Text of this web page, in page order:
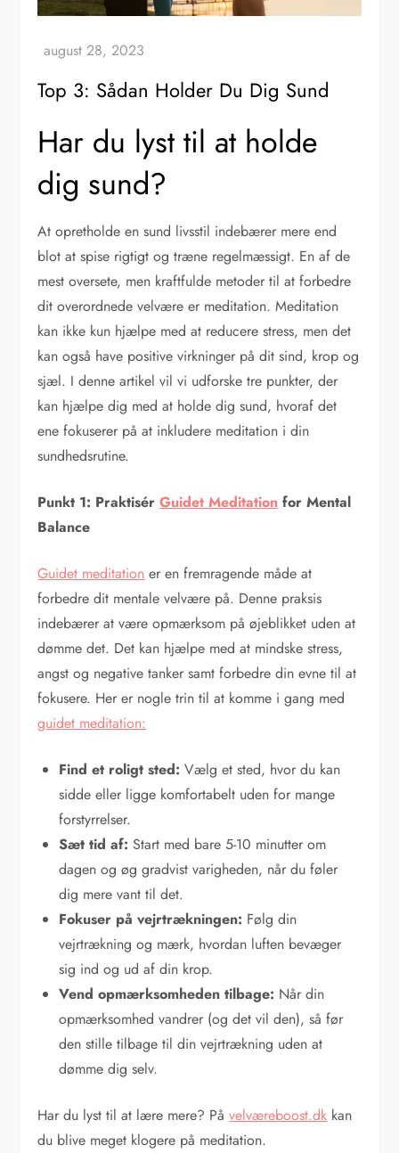
Top 3: Sådan Holder Du Dig Sund
Har du lyst til at holde
dig sund?
At opretholde en sund livsstil indebærer mere end
blot at spise rigtigt og træne regelmæssigt. En af de
mest oversete, men kraftfulde metoder til at forbedre
dit overordnede velvære er meditation. Meditation
kan ikke kun hjælpe med at reducere stress, men det
kan også have positive virkninger på dit sind, krop og
sjæl. I denne artikel vil vi udforske tre punkter, der
kan hjælpe dig med at holde dig sund, hvoraf det
ene fokuserer på at inkludere meditation i din
sundhedsrutine.
Punkt 1: PraktisérGuidet Meditation for Mental
Balance
Guidet meditation er en fremragende måde at
forbedre dit mentale velvære på. Denne praksis
indebærer at være opmærksom på øjeblikket uden at
dømme det. Det kan hjælpe med at mindske stress,
angst og negative tanker samt forbedre din evne til at
fokusere. Her er nogle trin til at komme i gang med
guidet meditation:
Find et roligt sted: Vælg et sted, hvor du kan
sidde eller ligge komfortabelt uden for mange
forstyrrelser.
Sæt tid af: Start med bare 5-10 minutter om
dagen og øg gradvist varigheden, når du føler
dig mere vant til det.
Fokuser på vejrtrækningen: Følg din
vejrtrækning og mærk, hvordan luften bevæger
sig ind og ud af din krop.
Vend opmærksomheden tilbage: Når din
opmærksomhed vandrer (og det vil den), så før
den stille tilbage til din vejrtrækning uden at
dømme dig selv.
Har du lyst til at lære mere? Påvelværeboost.dk kan
du blive meget klogere på meditation.